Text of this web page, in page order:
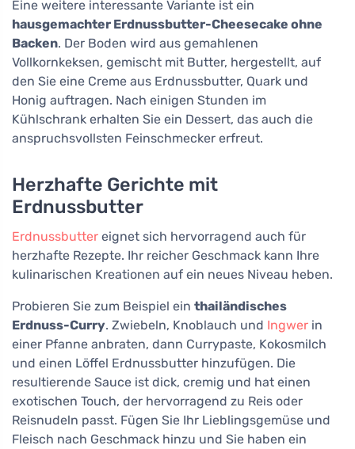
Eine weitere interessante Variante ist ein
hausgemachter Erdnussbutter-Cheesecake ohne
Backen. Der Boden wird aus gemahlenen
Vollkornkeksen, gemischt mit Butter, hergestellt, auf
den Sie eine Creme aus Erdnussbutter, Quark und
Honig auftragen. Nach einigen Stunden im
Kühlschrank erhalten Sie ein Dessert, das auch die
anspruchsvollsten Feinschmecker erfreut.
Herzhafte Gerichte mit
Erdnussbutter
Erdnussbutter eignet sich hervorragend auch für
herzhafte Rezepte. Ihr reicher Geschmack kann Ihre
kulinarischen Kreationen auf ein neues Niveau heben.
Probieren Sie zum Beispiel ein thailändisches
Erdnuss-Curry. Zwiebeln, Knoblauch und Ingwer in
einer Pfanne anbraten, dann Currypaste, Kokosmilch
und einen Löffel Erdnussbutter hinzufügen. Die
resultierende Sauce ist dick, cremig und hat einen
exotischen Touch, der hervorragend zu Reis oder
Reisnudeln passt. Fügen Sie Ihr Lieblingsgemüse und
Fleisch nach Geschmack hinzu und Sie haben ein